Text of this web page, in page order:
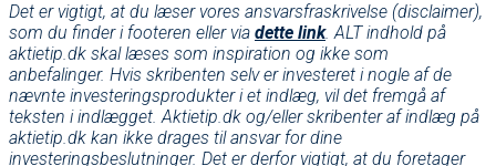
Det er vigtigt, at du læser vores ansvarsfraskrivelse (disclaimer),
som du finder i footeren eller via dette link. ALT indhold på
aktietip.dk skal læses som inspiration og ikke som
anbefalinger. Hvis skribenten selv er investeret i nogle af de
nævnte investeringsprodukter i et indlæg, vil det fremgå af
teksten i indlægget. Aktietip.dk og/eller skribenter af indlæg på
aktietip.dk kan ikke drages til ansvar for dine
investeringsbeslutninger. Det er derfor vigtigt, at du foretager